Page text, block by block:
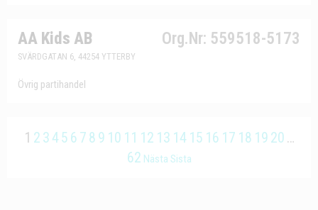
AA Kids AB Org.Nr: 559518-5173
SVÄRDGATAN 6, 44254 YTTERBY
Övrig partihandel
1 2 3 45 6 7 8 9 10 11 12 13 14 15 16 17 18 19 20 …
62 Nästa Sista